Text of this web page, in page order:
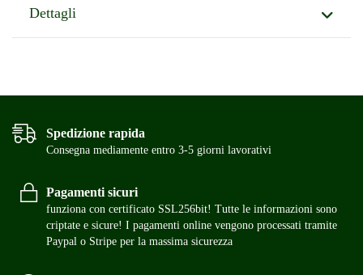
Dettagli
Spedizione rapida
Consegna mediamente entro 3-5 giorni lavorativi
Pagamenti sicuri
funziona con certificato SSL256bit! Tutte le informazioni sono
criptate e sicure! I pagamenti online vengono processati tramite
Paypal o Stripe per la massima sicurezza